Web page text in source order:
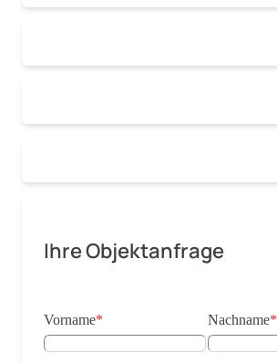
Ihre Objektanfrage
Vorname* Nachname*